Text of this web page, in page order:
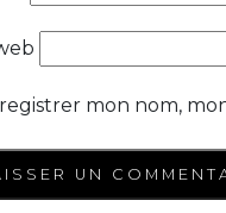
mon nom,